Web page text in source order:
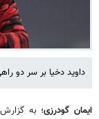
داوید دخیا بر سر دو
ایمان گودرزی